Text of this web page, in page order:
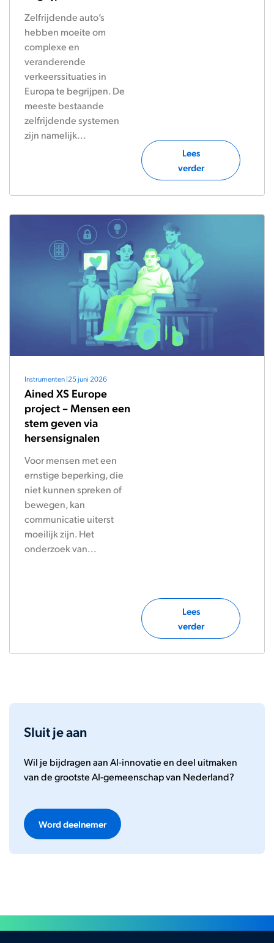
Zelfrijdende auto’s
hebben moeite om
complexe en
veranderende
verkeerssituaties in
Europa te begrijpen. De
meeste bestaande
zelfrijdende systemen
zijn namelijk...
Lees
verder
Instrumenten|25 juni 2026
Ained XS Europe
project – Mensen een
stem geven via
hersensignalen
Voor mensen met een
ernstige beperking, die
niet kunnen spreken of
bewegen, kan
communicatie uiterst
moeilijk zijn. Het
onderzoek van...
Lees
verder
Sluit je aan
Wil je bijdragen aan AI-innovatie en deel uitmaken
van de grootste AI-gemeenschap van Nederland?
Word deelnemer